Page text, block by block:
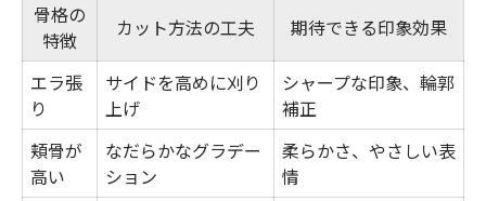
骨格の
特徴
カット方法の工夫 期待できる印象効果
エラ張
り
サイドを高めに刈り
上げ
シャープな印象、輪郭
補正
頬骨が
高い
なだらかなグラデー
ション
柔らかさ、やさしい表
情